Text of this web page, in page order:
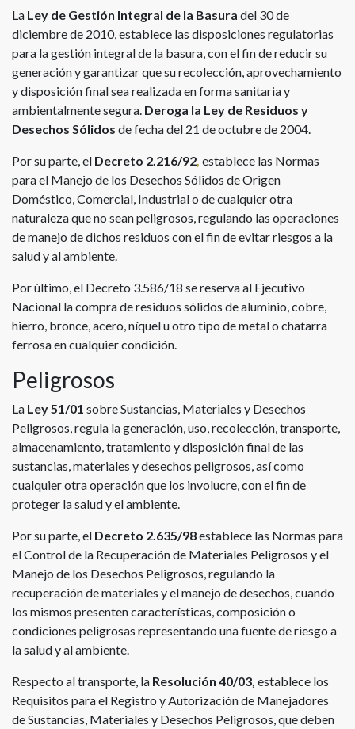
La Ley de Gestión Integral de la Basura del 30 de
diciembre de 2010, establece las disposiciones regulatorias
para la gestión integral de la basura, con el fin de reducir su
generación y garantizar que su recolección, aprovechamiento
y disposición final sea realizada en forma sanitaria y
ambientalmente segura. Deroga la Ley de Residuos y
Desechos Sólidos de fecha del 21 de octubre de 2004.
Por su parte, el Decreto 2.216/92, establece las Normas
para el Manejo de los Desechos Sólidos de Origen
Doméstico, Comercial, Industrial o de cualquier otra
naturaleza que no sean peligrosos, regulando las operaciones
de manejo de dichos residuos con el fin de evitar riesgos a la
salud y al ambiente.
Por último, el Decreto 3.586/18 se reserva al Ejecutivo
Nacional la compra de residuos sólidos de aluminio, cobre,
hierro, bronce, acero, níquel u otro tipo de metal o chatarra
ferrosa en cualquier condición.
Peligrosos
La Ley 51/01 sobre Sustancias, Materiales y Desechos
Peligrosos, regula la generación, uso, recolección, transporte,
almacenamiento, tratamiento y disposición final de las
sustancias, materiales y desechos peligrosos, así como
cualquier otra operación que los involucre, con el fin de
proteger la salud y el ambiente.
Por su parte, el Decreto 2.635/98establece las Normas para
el Control de la Recuperación de Materiales Peligrosos y el
Manejo de los Desechos Peligrosos, regulando la
recuperación de materiales y el manejo de desechos, cuando
los mismos presenten características, composición o
condiciones peligrosas representando una fuente de riesgo a
la salud y al ambiente.
Respecto al transporte, la Resolución 40/03, establece los
Requisitos para el Registro y Autorización de Manejadores
de Sustancias, Materiales y Desechos Peligrosos, que deben